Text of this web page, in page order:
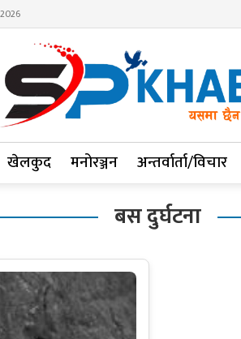
खेलकुद मनोरञ्जन अन्तर्वार्ता/विचार
बस दुर्घटना